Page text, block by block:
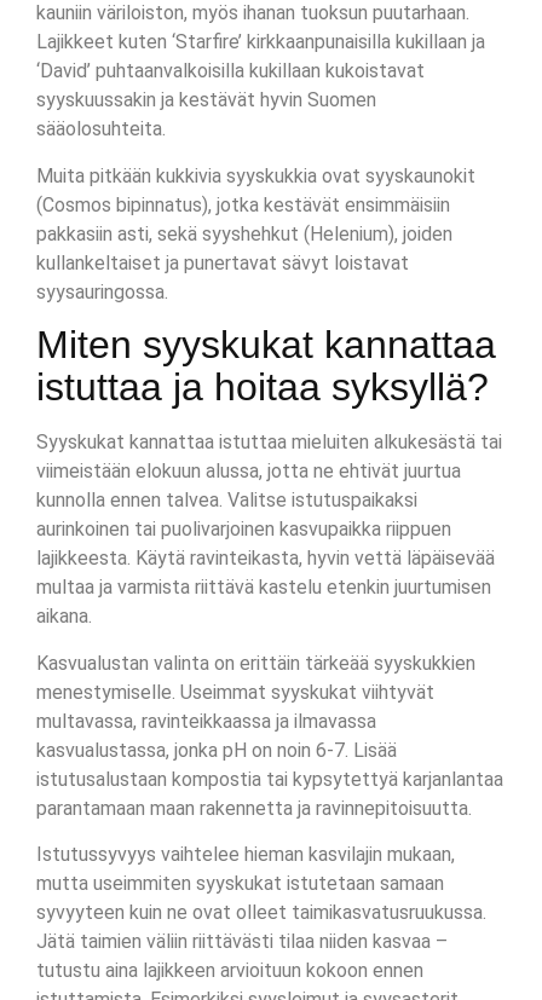
kauniin väriloiston, myös ihanan tuoksun puutarhaan.
Lajikkeet kuten ‘Starfire’ kirkkaanpunaisilla kukillaan ja
‘David’ puhtaanvalkoisilla kukillaan kukoistavat
syyskuussakin ja kestävät hyvin Suomen
sääolosuhteita.
Muita pitkään kukkivia syyskukkia ovat syyskaunokit
(Cosmos bipinnatus), jotka kestävät ensimmäisiin
pakkasiin asti, sekä syyshehkut (Helenium), joiden
kullankeltaiset ja punertavat sävyt loistavat
syysauringossa.
Miten syyskukat kannattaa
istuttaa ja hoitaa syksyllä?
Syyskukat kannattaa istuttaa mieluiten alkukesästä tai
viimeistään elokuun alussa, jotta ne ehtivät juurtua
kunnolla ennen talvea. Valitse istutuspaikaksi
aurinkoinen tai puolivarjoinen kasvupaikka riippuen
lajikkeesta. Käytä ravinteikasta, hyvin vettä läpäisevää
multaa ja varmista riittävä kastelu etenkin juurtumisen
aikana.
Kasvualustan valinta on erittäin tärkeää syyskukkien
menestymiselle. Useimmat syyskukat viihtyvät
multavassa, ravinteikkaassa ja ilmavassa
kasvualustassa, jonka pH on noin 6-7. Lisää
istutusalustaan kompostia tai kypsytettyä karjanlantaa
parantamaan maan rakennetta ja ravinnepitoisuutta.
Istutussyvyys vaihtelee hieman kasvilajin mukaan,
mutta useimmiten syyskukat istutetaan samaan
syvyyteen kuin ne ovat olleet taimikasvatusruukussa.
Jätä taimien väliin riittävästi tilaa niiden kasvaa –
tutustu aina lajikkeen arvioituun kokoon ennen